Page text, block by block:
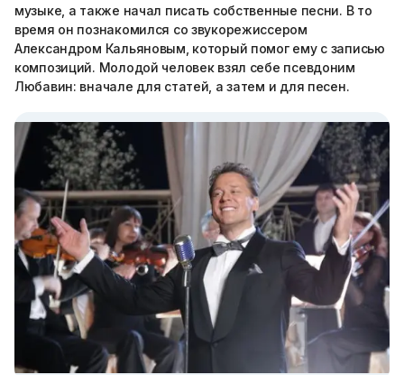
музыке, а также начал писать собственные песни. В то
время он познакомился со звукорежиссером
Александром Кальяновым, который помог ему с записью
композиций. Молодой человек взял себе псевдоним
Любавин: вначале для статей, а затем и для песен.